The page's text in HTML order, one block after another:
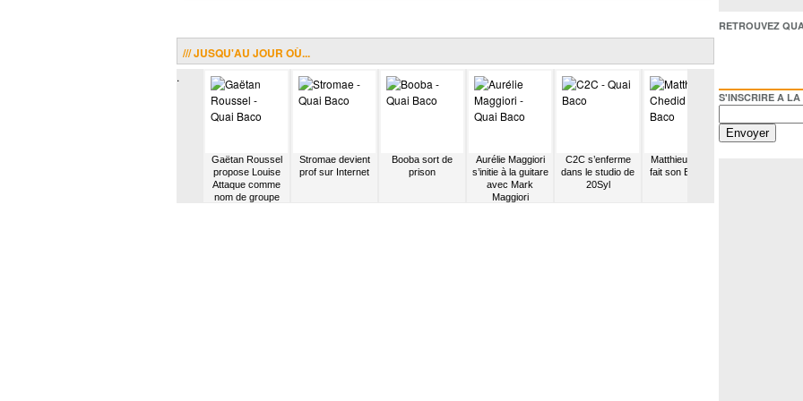
/// JUSQU'AU JOUR OÙ...
.
Gaëtan Roussel
propose Louise
Attaque comme
nom de groupe
Stromae devient
prof sur Internet
Booba sort de
prison
Aurélie Maggiori
s’initie à la guitare
avec Mark
Maggiori
C2C s’enferme
dans le studio de
20Syl
Matthieu Chedid
fait son Baptême
RETROUVEZ
S'INSCRIRE A LA